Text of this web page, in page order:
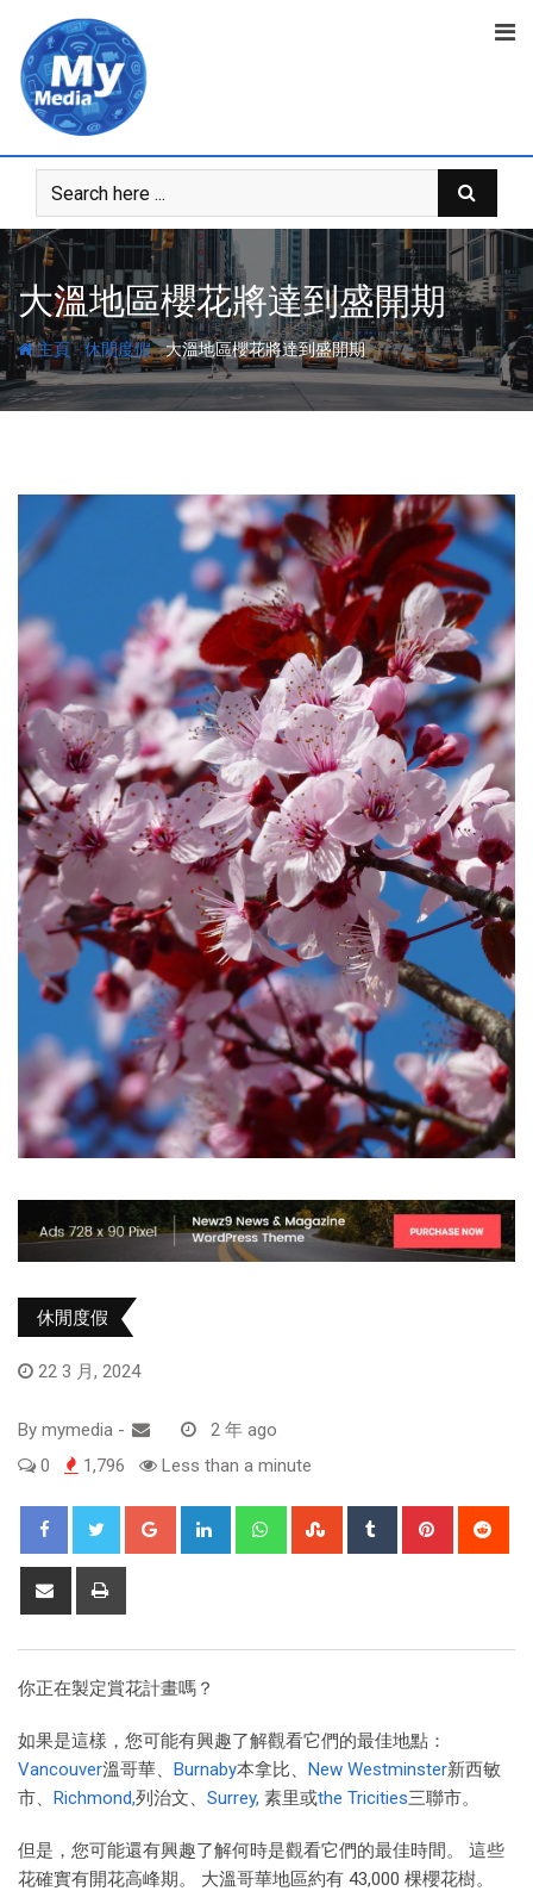
大溫地區櫻花將達到盛開期
主頁-休閒度假-大溫地區櫻花將達到盛開期
休閒度假
22 3 月, 2024
By mymedia -
2 年 ago
0
1,796 Less than a minute
你正在製定賞花計畫嗎？
如果是這樣，您可能有興趣了解觀看它們的最佳地點：
Vancouver溫哥華、 Burnaby本拿比、 New Westminster新西敏
市、 Richmond,列治文、 Surrey, 素里或the Tricities三聯市。
但是，您可能還有興趣了解何時是觀看它們的最佳時間。 這些
花確實有開花高峰期。 大溫哥華地區約有 43,000 棵櫻花樹。